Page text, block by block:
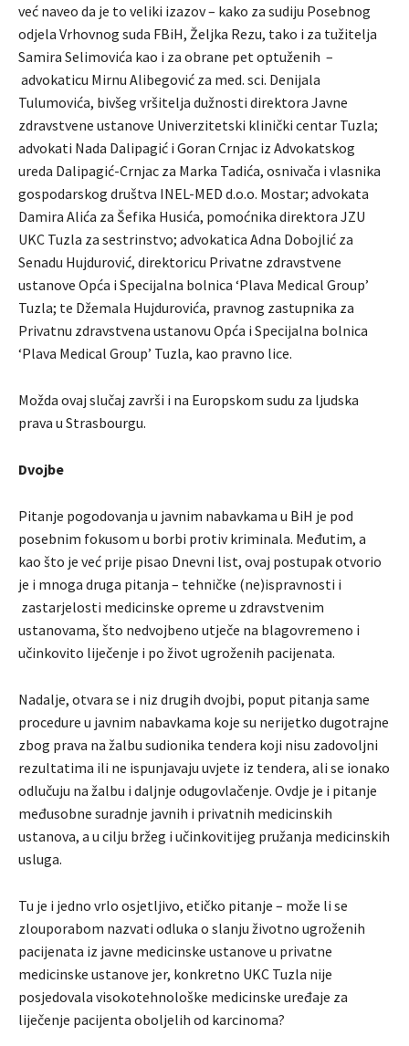
već naveo da je to veliki izazov – kako za sudiju Posebnog
odjela Vrhovnog suda FBiH, Željka Rezu, tako i za tužitelja
Samira Selimovića kao i za obrane pet optuženih –
advokaticu Mirnu Alibegović za med. sci. Denijala
Tulumovića, bivšeg vršitelja dužnosti direktora Javne
zdravstvene ustanove Univerzitetski klinički centar Tuzla;
advokati Nada Dalipagić i Goran Crnjac iz Advokatskog
ureda Dalipagić-Crnjac za Marka Tadića, osnivača i vlasnika
gospodarskog društva INEL-MED d.o.o. Mostar; advokata
Damira Alića za Šefika Husića, pomoćnika direktora JZU
UKC Tuzla za sestrinstvo; advokatica Adna Dobojlić za
Senadu Hujdurović, direktoricu Privatne zdravstvene
ustanove Opća i Specijalna bolnica ‘Plava Medical Group’
Tuzla; te Džemala Hujdurovića, pravnog zastupnika za
Privatnu zdravstvena ustanovu Opća i Specijalna bolnica
‘Plava Medical Group’ Tuzla, kao pravno lice.
Možda ovaj slučaj završi i na Europskom sudu za ljudska
prava u Strasbourgu.
Dvojbe
Pitanje pogodovanja u javnim nabavkama u BiH je pod
posebnim fokusom u borbi protiv kriminala. Međutim, a
kao što je već prije pisao Dnevni list, ovaj postupak otvorio
je i mnoga druga pitanja – tehničke (ne)ispravnosti i
zastarjelosti medicinske opreme u zdravstvenim
ustanovama, što nedvojbeno utječe na blagovremeno i
učinkovito liječenje i po život ugroženih pacijenata.
Nadalje, otvara se i niz drugih dvojbi, poput pitanja same
procedure u javnim nabavkama koje su nerijetko dugotrajne
zbog prava na žalbu sudionika tendera koji nisu zadovoljni
rezultatima ili ne ispunjavaju uvjete iz tendera, ali se ionako
odlučuju na žalbu i daljnje odugovlačenje. Ovdje je i pitanje
međusobne suradnje javnih i privatnih medicinskih
ustanova, a u cilju bržeg i učinkovitijeg pružanja medicinskih
usluga.
Tu je i jedno vrlo osjetljivo, etičko pitanje – može li se
zlouporabom nazvati odluka o slanju životno ugroženih
pacijenata iz javne medicinske ustanove u privatne
medicinske ustanove jer, konkretno UKC Tuzla nije
posjedovala visokotehnološke medicinske uređaje za
liječenje pacijenta oboljelih od karcinoma?